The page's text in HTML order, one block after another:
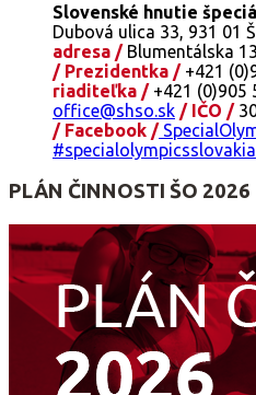
Slovenské hnutie
Dubová ulica 33, 931 01
adresa /Blumentálska
/ Prezidentka /+421
riaditeľka /+421 (0)905
office@shso.sk / IČO /
/ Facebook /
#specialolympicsslovakia
PLÁN ČINNOSTI ŠO 2026